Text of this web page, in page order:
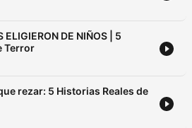
ELIGIERON DE NIÑOS | 5
Terror
rezar: 5 Historias Reales de